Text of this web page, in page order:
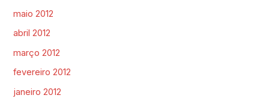
maio 2012
abril 2012
março 2012
fevereiro 2012
janeiro 2012